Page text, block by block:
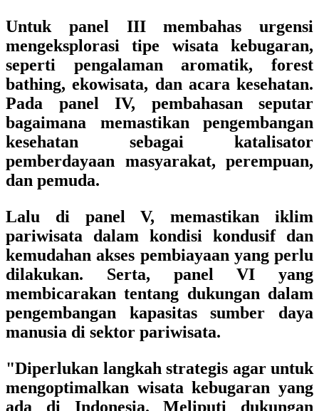
Untuk panel III membahas urgensi
mengeksplorasi tipe wisata kebugaran,
seperti pengalaman aromatik, forest
bathing, ekowisata, dan acara kesehatan.
Pada panel IV, pembahasan seputar
bagaimana memastikan pengembangan
kesehatan sebagai katalisator
pemberdayaan masyarakat, perempuan,
dan pemuda.
Lalu di panel V, memastikan iklim
pariwisata dalam kondisi kondusif dan
kemudahan akses pembiayaan yang perlu
dilakukan. Serta, panel VI yang
membicarakan tentang dukungan dalam
pengembangan kapasitas sumber daya
manusia di sektor pariwisata.
"Diperlukan langkah strategis agar untuk
mengoptimalkan wisata kebugaran yang
ada di Indonesia. Meliputi dukungan